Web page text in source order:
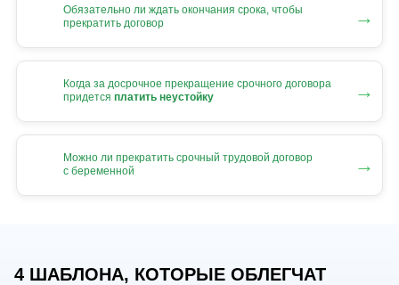
Обязательно ли ждать окончания срока, чтобы
прекратить договор
→
Когда за досрочное прекращение срочного договора
придется платить неустойку →
Можно ли прекратить срочный трудовой договор
с беременной
→
4 ШАБЛОНА, КОТОРЫЕ ОБЛЕГЧАТ